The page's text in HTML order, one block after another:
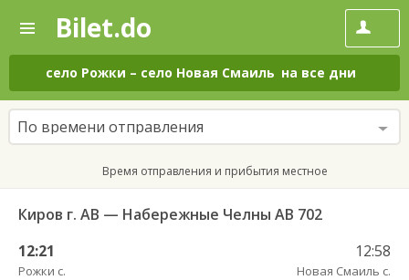
—
Поиск
и
покупка
билетов
на
автобус
онлайн
Bilet.do
село Рожки – село Новая Смаиль на все дни
По времени отправления
Время отправления и прибытия местное
Киров г. АВ — Набережные Челны АВ 702
12:21
Рожки с.
12:58
Новая Смаиль с.